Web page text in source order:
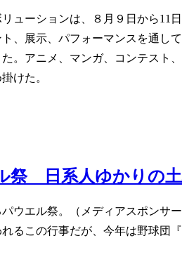
ューションは、８月９日から11
、展示、パフォーマンスを通し
。アニメ、マンガ、コンテスト
けた。
祭 日系人ゆかりの土
ウエル祭。（メディアスポンサ
るこの行事だが、今年は野球団